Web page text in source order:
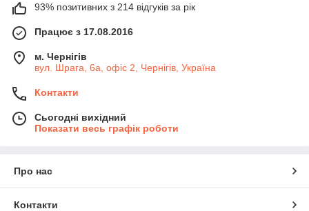
93% позитивних з 214 відгуків за рік
Працює з 17.08.2016
м. Чернігів
вул. Шрага, 6а, офіс 2, Чернігів, Україна
Контакти
Сьогодні вихідний
Показати весь графік роботи
Про нас
Контакти